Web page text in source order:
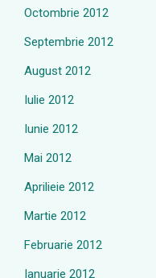
Octombrie 2012
Septembrie 2012
August 2012
Iulie 2012
Iunie 2012
Mai 2012
Aprilieie 2012
Martie 2012
Februarie 2012
Ianuarie 2012